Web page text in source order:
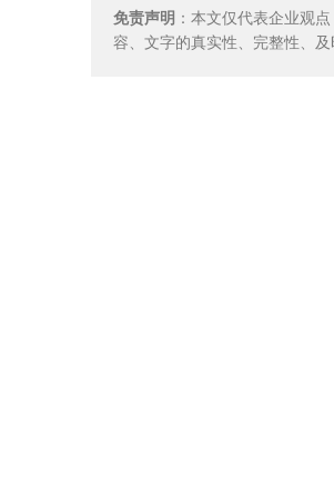
免责声明 ：本文仅代表企业观
容、文字的真实性、完整性、